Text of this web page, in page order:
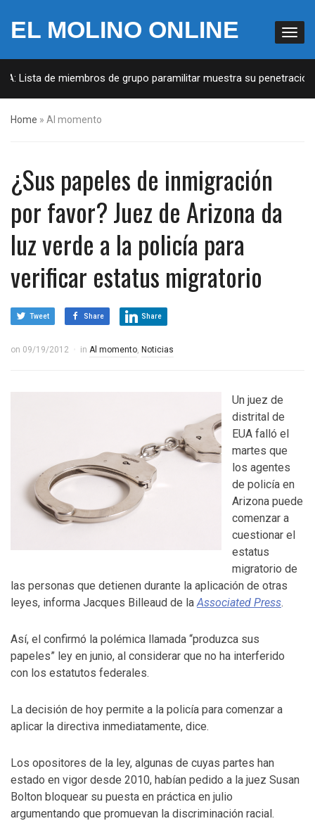
EL MOLINO ONLINE
Lista de miembros de grupo paramilitar muestra su penetración
Home » Al momento
¿Sus papeles de inmigración
por favor? Juez de Arizona da
luz verde a la policía para
verificar estatus migratorio
Tweet Share Share
on 09/19/2012 in Al momento, Noticias
Un juez de
distrital de
EUA falló el
martes que
los agentes
de policía en
Arizona puede
comenzar a
cuestionar el
estatus
migratorio de
las personas que detienen durante la aplicación de otras
leyes, informa Jacques Billeaud de laAssociated Press.
Así, el confirmó la polémica llamada “produzca sus
papeles” ley en junio, al considerar que no ha interferido
con los estatutos federales.
La decisión de hoy permite a la policía para comenzar a
aplicar la directiva inmediatamente, dice.
Los opositores de la ley, algunas de cuyas partes han
estado en vigor desde 2010, habían pedido a la juez Susan
Bolton bloquear su puesta en práctica en julio
argumentando que promuevan la discriminación racial.